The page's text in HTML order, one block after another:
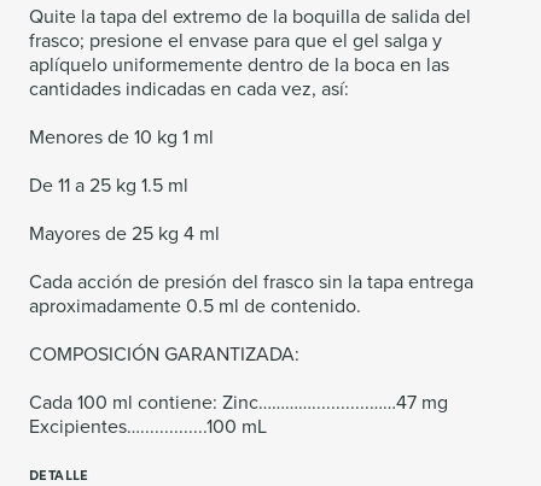
Quite la tapa del extremo de la boquilla de salida del
frasco; presione el envase para que el gel salga y
aplíquelo uniformemente dentro de la boca en las
cantidades indicadas en cada vez, así:
Menores de 10 kg 1 ml
De 11 a 25 kg 1.5 ml
Mayores de 25 kg 4 ml
Cada acción de presión del frasco sin la tapa entrega
aproximadamente 0.5 ml de contenido.
COMPOSICIÓN GARANTIZADA:
Cada 100 ml contiene: Zinc…………............……47 mg
Excipientes…..............100 mL
DETALLE